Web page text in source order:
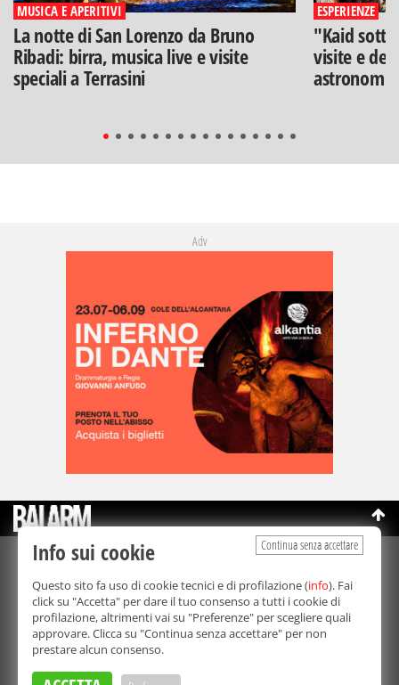
MUSICA E APERITIVI
La notte di San Lorenzo da Bruno
Ribadi: birra, musica live e visite
speciali a Terrasini
ESPERIENZE
"Kaid
visite e
astronomia
Adv
©Copyright 2003-2026
Bmedia Srl- P.IVA 07064240828
La riproduzione totale o parziale di tutti i contenuti, in qualunque
forma, su qualsiasi supporto è proibita.
Balarm.it è una testata giornalistica registrata. Autorizzazione del
Tribunale di Palermo n° 32 del 21/10/2003
Direttore responsabile:
Continua senza accettare
Info sui cookie
Questo sito fa uso di cookie tecnici e di profilazione (info). Fai
click su "Accetta" per dare il tuo consenso a tutti i cookie di
profilazione, altrimenti vai su "Preferenze" per scegliere quali
approvare. Clicca su "Continua senza accettare" per non
prestare alcun consenso.